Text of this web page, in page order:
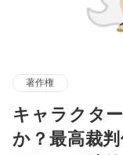
著作権
キャラクタ
か？最高裁